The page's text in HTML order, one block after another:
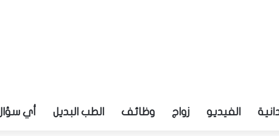
الفيديو زواج وظائف الطب البديل أي